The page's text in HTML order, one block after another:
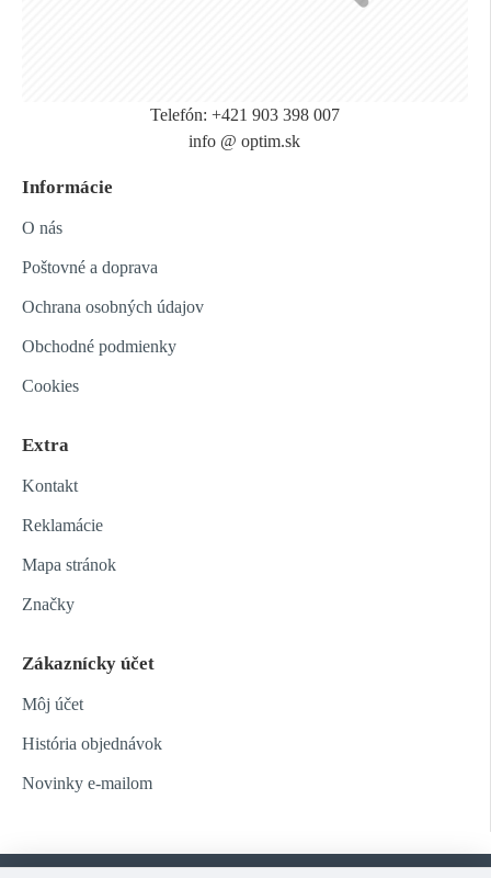
Telefón: +421 903 398 007
info @ optim.sk
Informácie
O nás
Poštovné a doprava
Ochrana osobných údajov
Obchodné podmienky
Cookies
Extra
Kontakt
Reklamácie
Mapa stránok
Značky
Zákaznícky účet
Môj účet
História objednávok
Novinky e-mailom